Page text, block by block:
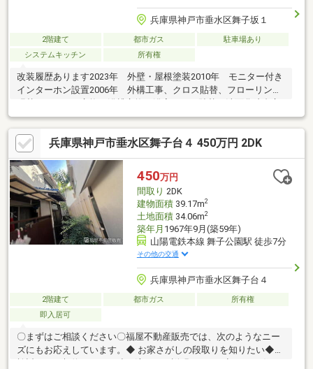
兵庫県神戸市垂水区舞子坂１
2階建て 都市ガス
駐車場あり
システムキッチン
所有権
改装履歴あります2023年 外壁・屋根塗装2010年 モニター付き
インターホン設置2006年 外構工事、クロス貼替、フローリング
換、トイレ交換、玄関ドア交換ご内覧いただきたい物件です。お
問合せお待ちしております。
兵庫県神戸市垂水区舞子台４ 450万円 2DK
450万円
間取り 2DK
建物面積39.17m2
土地面積34.06m2
築年月 1967年9月(築59年)
山陽電鉄本線 舞子公園駅 徒歩7分
その他の交通
兵庫県神戸市垂水区舞子台４
2階建て 都市ガス
所有権
即入居可
〇まずはご相談ください〇福屋不動産販売では、次のようなニー
ズにもお応えしています。◆ お家さがしの段取りを知りたい◆ご
検討からご契約までの一連の流れをご説明します。初めての住ま